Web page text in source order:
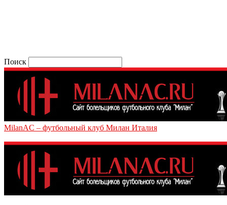
Поиск
MilanAC – футбольный клуб Милан Италия